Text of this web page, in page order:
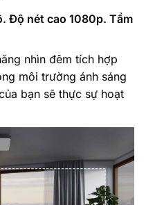
Độ nét cao 1080p. Tầm
nhìn đêm tích hợp
môi trường ánh sáng
bạn sẽ thực sự hoạt